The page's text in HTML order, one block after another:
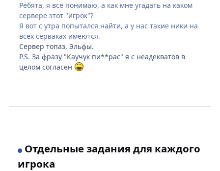
Ребята, я все понимаю, а как мне угадать на каком
сервере этот "игрок"?
Я вот с утра попытался найти, а у нас такие ники на
всех серваках имеются.
Сервер топаз, Эльфы.
P.S. За фразу "Каучук пи**рас" я с неадекватов в
целом согласен
Отдельные задания для каждого
игрока